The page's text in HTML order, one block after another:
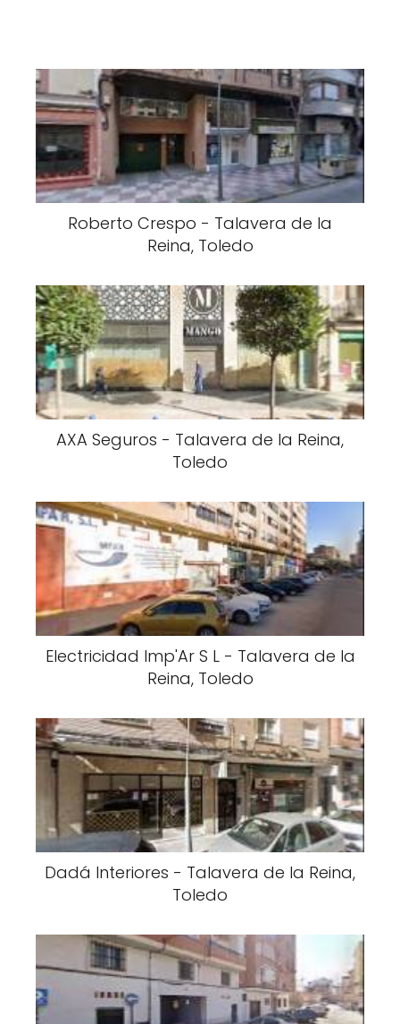
Roberto Crespo - Talavera de la
Reina, Toledo
AXA Seguros - Talavera de la Reina,
Toledo
Electricidad Imp'Ar S L - Talavera de la
Reina, Toledo
Dadá Interiores - Talavera de la Reina,
Toledo